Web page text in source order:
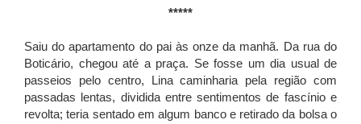
*****
Saiu do apartamento do pai às onze da manhã. Da rua do
Boticário, chegou até a praça. Se fosse um dia usual de
passeios pelo centro, Lina caminharia pela região com
passadas lentas, dividida entre sentimentos de fascínio e
revolta; teria sentado em algum banco e retirado da bolsa o